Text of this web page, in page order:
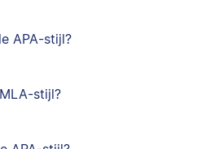
APA-stijl?
stijl?